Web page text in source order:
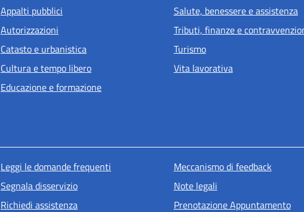
Appalti pubblici
Autorizzazioni
Catasto e urbanistica
Cultura e tempo libero
Educazione e formazione
Salute, benessere e assistenza
Tributi, finanze e
Turismo
Vita lavorativa
Menu piè di pagina
Leggi le domande frequenti
Segnala disservizio
Richiedi assistenza
Meccanismo di feedback
Note legali
Prenotazione Appuntamento